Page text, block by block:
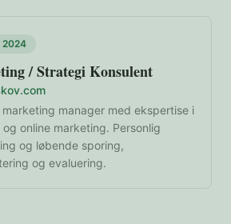
2024
/ Strategi Konsulent
marketing manager med ekspertise i
online marketing. Personlig
og løbende sporing,
og evaluering.